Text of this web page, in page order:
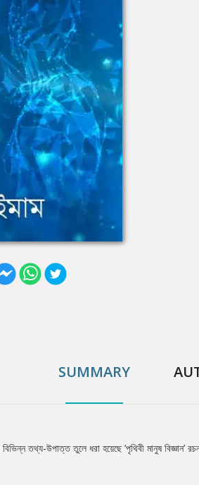
SUMMARY
তথ্য-উপাত্ত তুলে ধরা হয়েছে ‘পৃথিবী মানুষ